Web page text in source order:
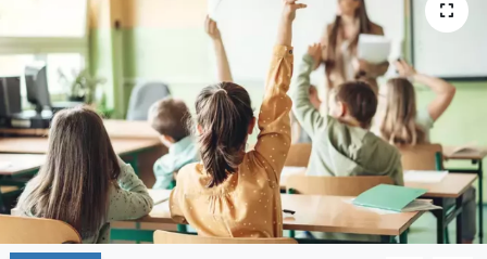
Söyleşi
Foto Şaka
Teknoloji
Politika